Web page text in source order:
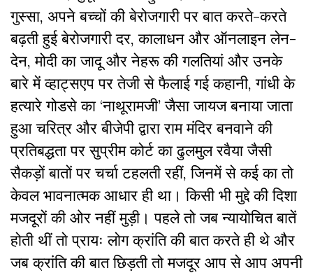
गुस्सा, अपने बच्चों की बेरोजगारी पर बात करते-करते
बढ़ती हुई बेरोजगारी दर, कालाधन और ऑनलाइन लेन-
देन, मोदी का जादू और नेहरू की गलतियां और उनके
बारे में व्हाट्सएप पर तेजी से फैलाई गई कहानी, गांधी के
हत्यारे गोडसे का ‘नाथूरामजी’ जैसा जायज बनाया जाता
हुआ चरित्र और बीजेपी द्वारा राम मंदिर बनवाने की
प्रतिबद्धता पर सुप्रीम कोर्ट का ढुलमुल रवैया जैसी
सैकड़ों बातों पर चर्चा टहलती रहीं, जिनमें से कई का तो
केवल भावनात्मक आधार ही था। किसी भी मुद्दे की दिशा
मजदूरों की ओर नहीं मुड़ी। पहले तो जब न्यायोचित बातें
होती थीं तो प्रायः लोग क्रांति की बात करते ही थे और
जब क्रांति की बात छिड़ती तो मजदूर आप से आप अपनी